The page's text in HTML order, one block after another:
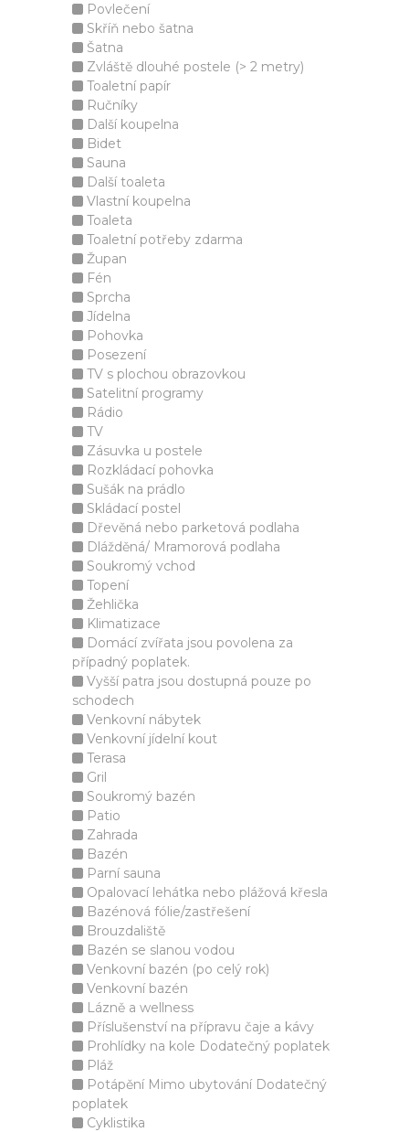
Povlečení
Skříň nebo šatna
Šatna
Zvláště dlouhé postele (> 2 metry)
Toaletní papír
Ručníky
Další koupelna
Bidet
Sauna
Další toaleta
Vlastní koupelna
Toaleta
Toaletní potřeby zdarma
Župan
Fén
Sprcha
Jídelna
Pohovka
Posezení
TV s plochou obrazovkou
Satelitní programy
Rádio
TV
Zásuvka u postele
Rozkládací pohovka
Sušák na prádlo
Skládací postel
Dřevěná nebo parketová podlaha
Dlážděná/ Mramorová podlaha
Soukromý vchod
Topení
Žehlička
Klimatizace
Domácí zvířata jsou povolena za
případný poplatek.
Vyšší patra jsou dostupná pouze po
schodech
Venkovní nábytek
Venkovní jídelní kout
Terasa
Gril
Soukromý bazén
Patio
Zahrada
Bazén
Parní sauna
Opalovací lehátka nebo plážová křesla
Bazénová fólie/zastřešení
Brouzdaliště
Bazén se slanou vodou
Venkovní bazén (po celý rok)
Venkovní bazén
Lázně a wellness
Příslušenství na přípravu čaje a kávy
Prohlídky na kole Dodatečný poplatek
Pláž
Potápění Mimo ubytování Dodatečný
poplatek
Cyklistika